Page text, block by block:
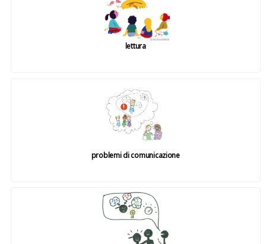
lettura
problemi di comunicazione